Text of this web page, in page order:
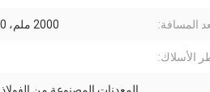
المسافة: 2000 ملم، 2500 ملم
الأسلاك: